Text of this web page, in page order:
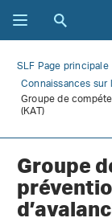
SLF Page principale
Connaissances
Groupe de
(KAT)
Groupe